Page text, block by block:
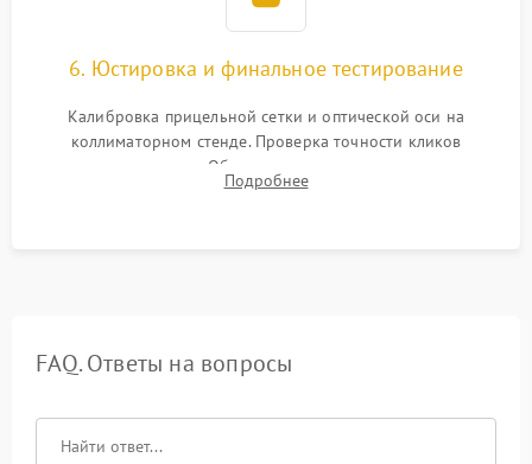
6. Юстировка и финальное тестирование
Калибровка прицельной сетки и оптической оси на
коллиматорном стенде. Проверка точности кликов
механизма поправок. Обязательное испытание прицела на
ударном стенде для проверки устойчивости к отдаче и
Подробнее
FAQ. Ответы на вопросы